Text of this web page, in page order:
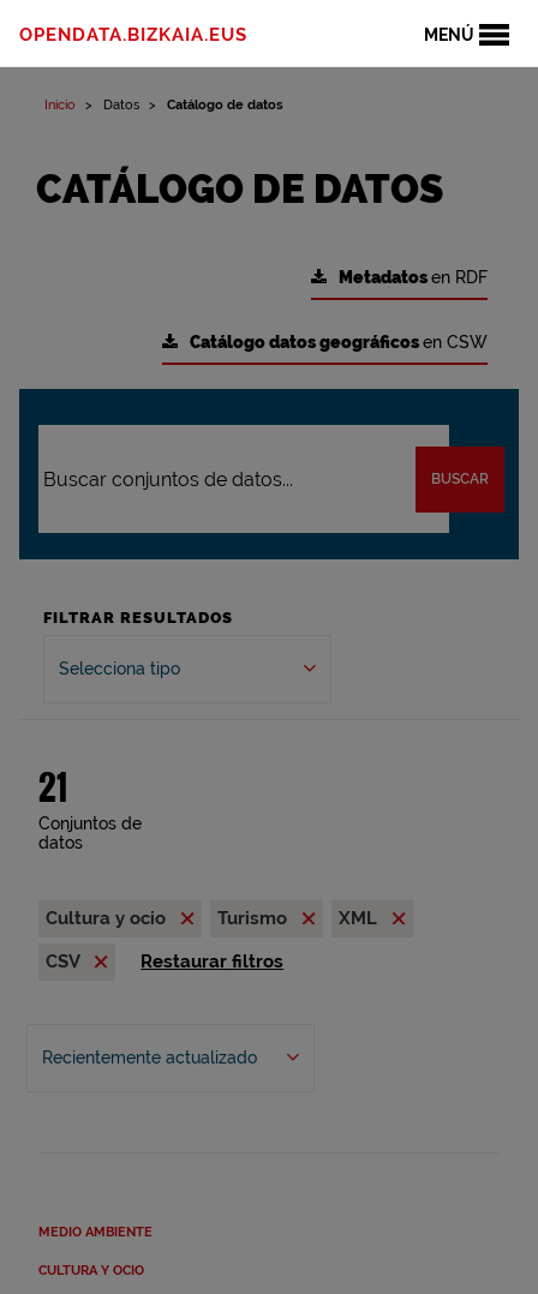
MENÚ
OPENDATA.BIZKAIA.EUS
Inicio Datos Catálogo de datos
CATÁLOGO DE DATOS
Metadatosen RDF
Catálogo datos geográficosen CSW
BUSCAR
FILTRAR RESULTADOS
Selecciona tipo
21
Conjuntos de
datos
Cultura y ocio Turismo
XML
CSV
Restaurar filtros
Recientemente actualizado
MEDIO AMBIENTE
CULTURA Y OCIO